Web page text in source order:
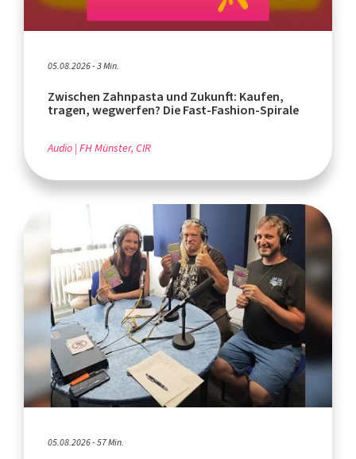
05.08.2026 - 3 Min.
Zwischen Zahnpasta und Zukunft: Kaufen,
tragen, wegwerfen? Die Fast-Fashion-Spirale
Audio FH Münster, CIR
05.08.2026 - 57 Min.